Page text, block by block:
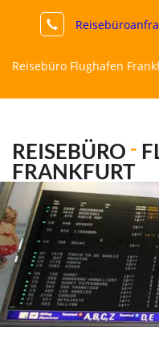
Reisebüro Flughafen
REISEBÜRO -
FRANKFURT